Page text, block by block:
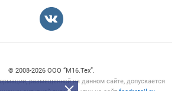
© 2008‑2026 ООО “М16.Тех”.
размещенной на данном сайте, допускается